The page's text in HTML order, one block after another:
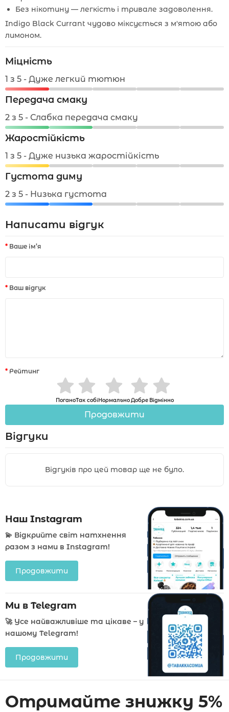
Без нікотину — легкість і тривале задоволення.
Indigo Black Currant чудово міксується з м'ятою або
лимоном.
Міцність
1 з 5 - Дуже легкий тютюн
Передача смаку
2 з 5 - Слабка передача смаку
Жаростійкість
1 з 5 - Дуже низька жаростійкість
Густота диму
2 з 5 - Низька густота
Написати відгук
Ваше ім’я
Ваш відгук
Рейтинг
ПоганоТак собіНормальноДобре Відмінно
Продовжити
Відгуки
Відгуків про цей товар ще не було.
Наш Instagram
💫 Відкрийте світ натхнення
разом з нами в Instagram!
Продовжити
Ми в Telegram
🚀 Усе найважливіше та цікаве – у
нашому Telegram!
Продовжити
Отримайте знижку 5%